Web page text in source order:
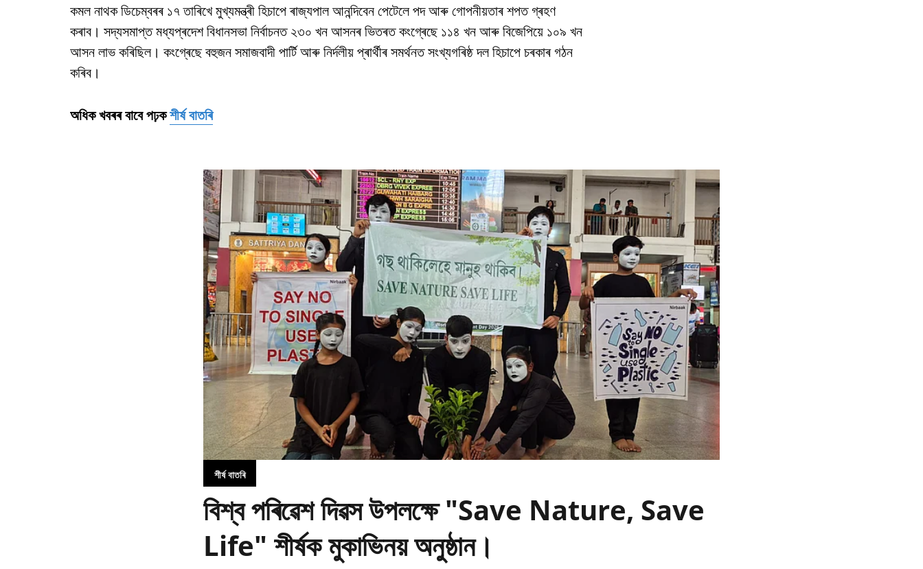
কমল নাথক ডিচেম্বৰৰ ১৭ তাৰিখে মুখ্যমন্ত্ৰী হিচাপে ৰাজ্যপাল আনন্দিবেন পেটেলে পদ আৰু গোপনীয়তাৰ শপত গ্ৰহণ
কৰাব। সদ্যসমাপ্ত মধ্যপ্ৰদেশ বিধানসভা নিৰ্বাচনত ২৩০ খন আসনৰ ভিতৰত কংগ্ৰেছে ১১৪ খন আৰু বিজেপিয়ে ১০৯ খন
আসন লাভ কৰিছিল। কংগ্ৰেছে বহুজন সমাজবাদী পাৰ্টি আৰু নিৰ্দলীয় প্ৰাৰ্থীৰ সমৰ্থনত সংখ্যগৰিষ্ঠ দল হিচাপে চৰকাৰ গঠন
কৰিব।
অধিক খবৰৰ বাবে পঢ়কশীৰ্ষ বাতৰি
শীৰ্ষ বাতৰি
বিশ্ব পৰিৱেশ দিৱস উপলক্ষে "Save Nature, Save
Life" শীৰ্ষক মুকাভিনয় অনুষ্ঠান।